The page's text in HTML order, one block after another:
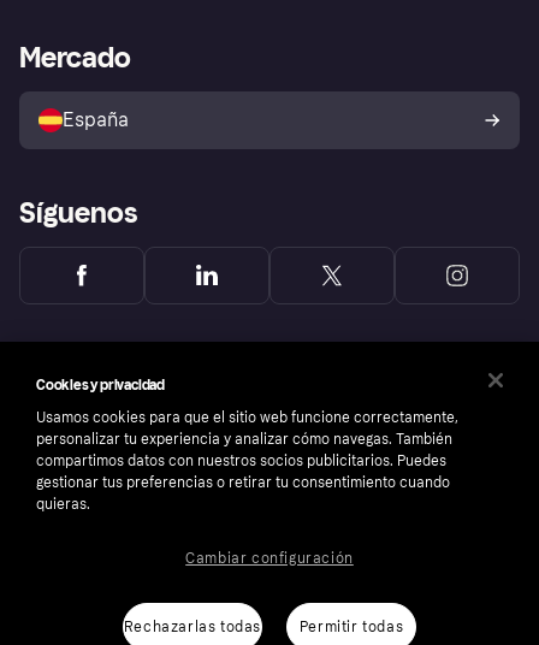
Directorio de tiendas
Política de protección al
comprador de Klarna
Reclamaciones
Acceso empresas
Mercado
España
Síguenos
Número de empresa: 556737-0431
Cookies y privacidad
Usamos cookies para que el sitio web funcione correctamente,
personalizar tu experiencia y analizar cómo navegas. También
compartimos datos con nuestros socios publicitarios. Puedes
gestionar tus preferencias o retirar tu consentimiento cuando
quieras.
Rechazarlas todas Permitir todas
Cambiar configuración